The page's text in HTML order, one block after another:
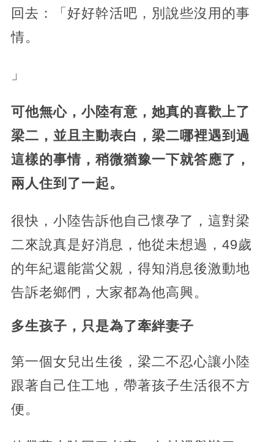
回去：「好好幹活吧，別說些沒用的事
情。
」
可他無心，小陸有意，她真的喜歡上了
梁二，並且主動表白，梁二哪裡遇到過
這樣的事情，稍微猶豫一下就答應了，
兩人住到了一起。
很快，小陸告訴他自己懷孕了，這對梁
二來說真是好消息，他從未想過，49歲
的年紀還能當父親，得知消息後激動地
告訴老鄉們，大家都為他高興。
多生孩子，只是為了牽絆妻子
第一個女兒出生後，梁二不忍心讓小陸
跟著自己住工地，帶著孩子生活很不方
便。